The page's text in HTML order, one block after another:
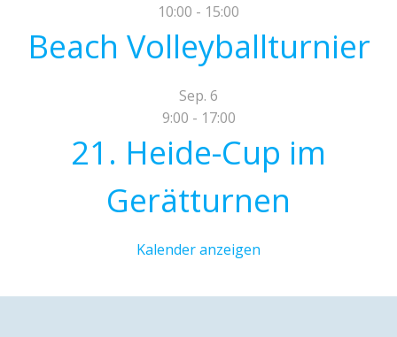
10:00 - 15:00
Beach Volleyballturnier
Sep. 6
9:00 - 17:00
21. Heide-Cup im
Gerätturnen
Kalender anzeigen